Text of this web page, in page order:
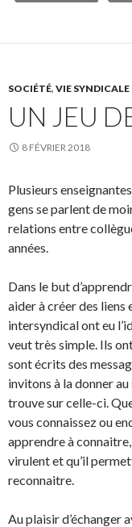
SOCIÉTÉ, VIE SYNDICALE
UN JEU
8 FÉVRIER 2018
Plusieurs
gens se parlent de
relations entre
années.
Dans le but
aider à créer des liens
intersyndical ont eu
veut très simple. Ils
sont écrits des
invitons à la donner
trouve sur celle-ci.
vous connaissez ou
apprendre à
virulent et qu’il
reconnaitre.
Au plaisir d’échanger